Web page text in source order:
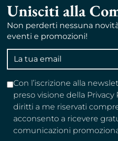
Unisciti alla
Non perderti nessuna
eventi e promozioni!
Indirizzo
email
Con l’iscrizione alla
preso visione della
diritti a me riservati
acconsento a ricevere
comunicazioni